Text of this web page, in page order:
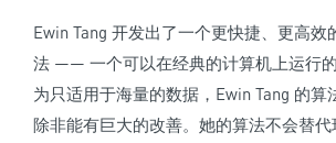
Ewin Tang 开发出了一个更快捷、更高效
法 —— 一个可以在经典的计算机上运行
为只适用于海量的数据，Ewin Tang 的算
除非能有巨大的改善。她的算法不会替